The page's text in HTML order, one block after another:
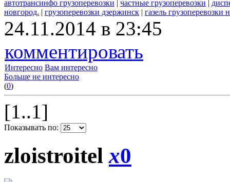
автотрансинфо грузоперевозки частные грузоперевозки
новгород. | грузоперевозки дзержинск | газель
24.11.2014 в 23:45
комментировать
Интересно Вам интересно
Больше не интересно
(0)
[1..1]
Показывать по:
zloistroitelx0